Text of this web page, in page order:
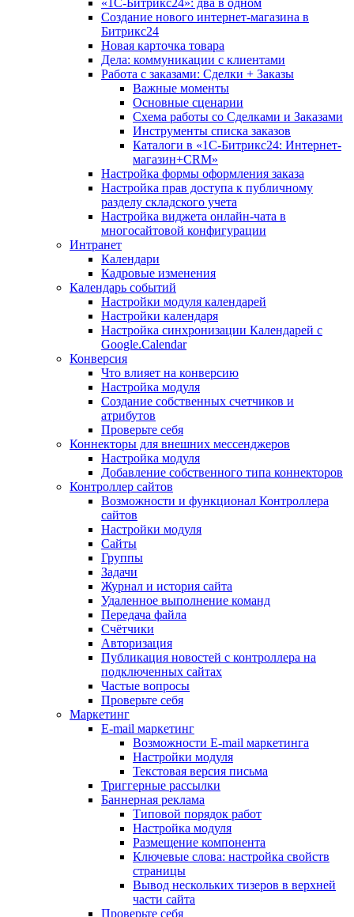
«1С-Битрикс24»: два в одном
Создание нового интернет-магазина в
Битрикс24
Новая карточка товара
Дела: коммуникации с клиентами
Работа с заказами: Сделки + Заказы
Важные моменты
Основные сценарии
Схема работы со Сделками и Заказами
Инструменты списка заказов
Каталоги в «1С-Битрикс24: Интернет-
магазин+CRM»
Настройка формы оформления заказа
Настройка прав доступа к публичному
разделу складского учета
Настройка виджета онлайн-чата в
многосайтовой конфигурации
Интранет
Календари
Кадровые изменения
Календарь событий
Настройки модуля календарей
Настройки календаря
Настройка синхронизации Календарей с
Google.Calendar
Конверсия
Что влияет на конверсию
Настройка модуля
Создание собственных счетчиков и
атрибутов
Проверьте себя
Коннекторы для внешних мессенджеров
Настройка модуля
Добавление собственного типа коннекторов
Контроллер сайтов
Возможности и функционал Контроллера
сайтов
Настройки модуля
Сайты
Группы
Задачи
Журнал и история сайта
Удаленное выполнение команд
Передача файла
Счётчики
Авторизация
Публикация новостей с контроллера на
подключенных сайтах
Частые вопросы
Проверьте себя
Маркетинг
E-mail маркетинг
Возможности E-mail маркетинга
Настройки модуля
Текстовая версия письма
Триггерные рассылки
Баннерная реклама
Типовой порядок работ
Настройка модуля
Размещение компонента
Ключевые слова: настройка свойств
страницы
Вывод нескольких тизеров в верхней
части сайта
Проверьте себя